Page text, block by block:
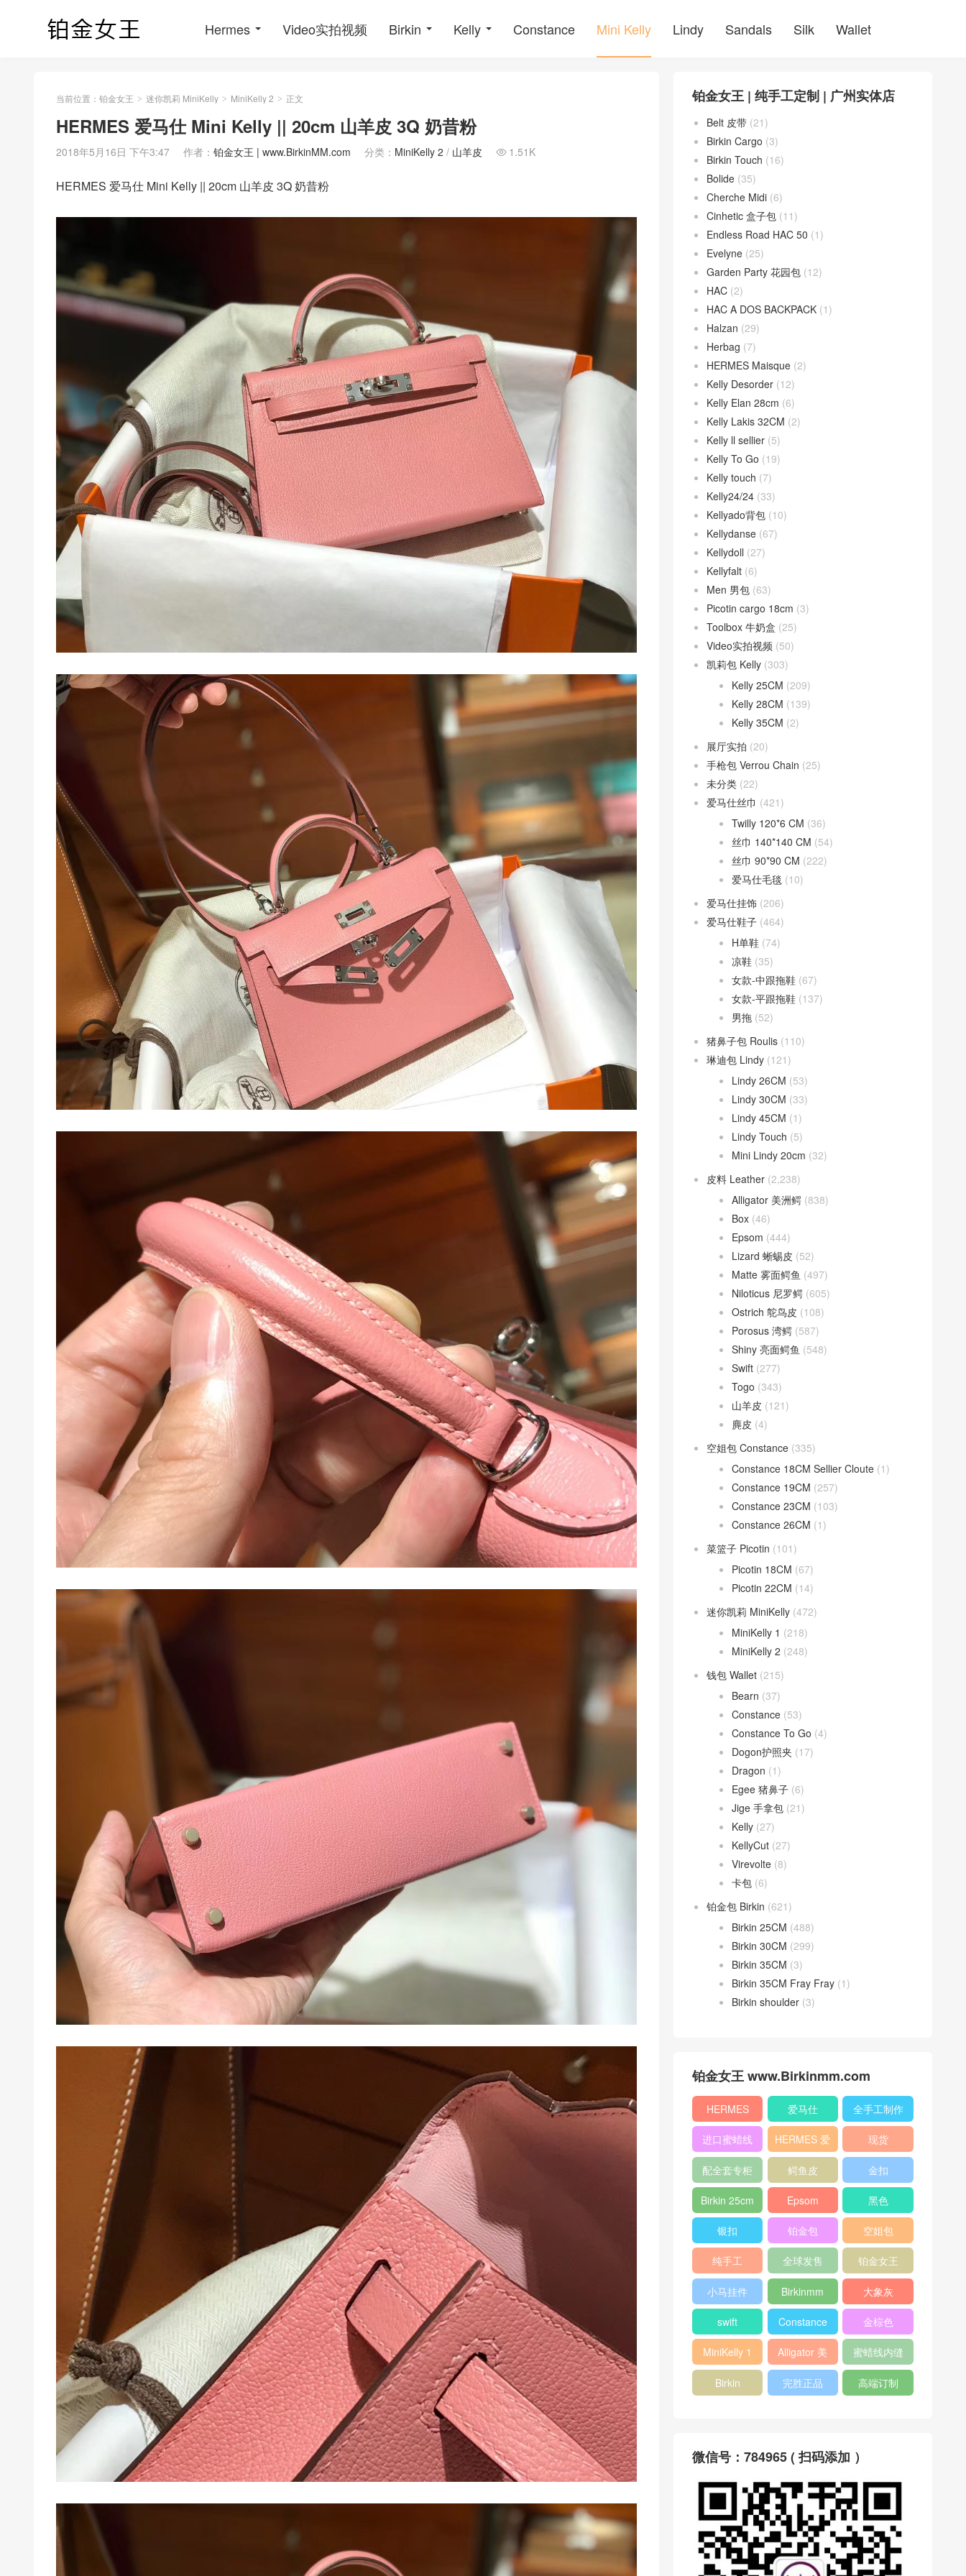
Hermes Video实拍视频 Birkin Kelly Constance Mini Kelly Lindy Sandals Silk Wallet
当前位置： 铂金女王 > 迷你凯莉 MiniKelly > MiniKelly 2 > 正文
HERMES 爱马仕 Mini Kelly || 20cm 山羊皮 3Q 奶昔粉
2018年5月16日 下午3:47 作者： 铂金女王 | www.BirkinMM.com 分类： MiniKelly 2 / 山羊皮  1.51K
HERMES 爱马仕 Mini Kelly || 20cm 山羊皮 3Q 奶昔粉
铂金女王 | 纯手工定制 | 广州实体店
Belt 皮带 (21)
Birkin Cargo (3)
Birkin Touch (16)
Bolide (35)
Cherche Midi (6)
Cinhetic 盒子包 (11)
Endless Road HAC 50 (1)
Evelyne (25)
Garden Party 花园包 (12)
HAC (2)
HAC A DOS BACKPACK (1)
Halzan (29)
Herbag (7)
HERMES Maisque (2)
Kelly Desorder (12)
Kelly Elan 28cm (6)
Kelly Lakis 32CM (2)
Kelly ll sellier (5)
Kelly To Go (19)
Kelly touch (7)
Kelly24/24 (33)
Kellyado背包 (10)
Kellydanse (67)
Kellydoll (27)
Kellyfalt (6)
Men 男包 (63)
Picotin cargo 18cm (3)
Toolbox 牛奶盒 (25)
Video实拍视频 (50)
凯莉包 Kelly (303)
Kelly 25CM (209)
Kelly 28CM (139)
Kelly 35CM (2)
展厅实拍 (20)
手枪包 Verrou Chain (25)
未分类 (22)
爱马仕丝巾 (421)
Twilly 120*6 CM (36)
丝巾 140*140 CM (54)
丝巾 90*90 CM (222)
爱马仕毛毯 (10)
爱马仕挂饰 (206)
爱马仕鞋子 (464)
H单鞋 (74)
凉鞋 (35)
女款-中跟拖鞋 (67)
女款-平跟拖鞋 (137)
男拖 (52)
猪鼻子包 Roulis (110)
琳迪包 Lindy (121)
Lindy 26CM (53)
Lindy 30CM (33)
Lindy 45CM (1)
Lindy Touch (5)
Mini Lindy 20cm (32)
皮料 Leather (2,238)
Alligator 美洲鳄 (838)
Box (46)
Epsom (444)
Lizard 蜥蜴皮 (52)
Matte 雾面鳄鱼 (497)
Niloticus 尼罗鳄 (605)
Ostrich 鸵鸟皮 (108)
Porosus 湾鳄 (587)
Shiny 亮面鳄鱼 (548)
Swift (277)
Togo (343)
山羊皮 (121)
麂皮 (4)
空姐包 Constance (335)
Constance 18CM Sellier Cloute (1)
Constance 19CM (257)
Constance 23CM (103)
Constance 26CM (1)
菜篮子 Picotin (101)
Picotin 18CM (67)
Picotin 22CM (14)
迷你凯莉 MiniKelly (472)
MiniKelly 1 (218)
MiniKelly 2 (248)
钱包 Wallet (215)
Bearn (37)
Constance (53)
Constance To Go (4)
Dogon护照夹 (17)
Dragon (1)
Egee 猪鼻子 (6)
Jige 手拿包 (21)
Kelly (27)
KellyCut (27)
Virevolte (8)
卡包 (6)
铂金包 Birkin (621)
Birkin 25CM (488)
Birkin 30CM (299)
Birkin 35CM (3)
Birkin 35CM Fray Fray (1)
Birkin shoulder (3)
铂金女王 www.Birkinmm.com
HERMES 爱马仕 全手工制作
进口蜜蜡线
HERMES 爱
马仕
现货
配全套专柜
原版包装
鳄鱼皮 金扣
Birkin 25cm Epsom 黑色
银扣 铂金包 空姐包
纯手工 全球发售 铂金女王
小马挂件 Birkinmm 大象灰
swift Constance 金棕色
MiniKelly 1
Alligator 美
洲鳄
蜜蜡线内缝
Birkin 完胜正品 高端订制
微信号：784965 ( 扫码添加 ）